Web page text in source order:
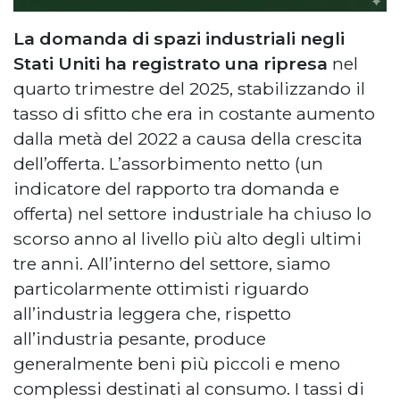
La domanda di spazi industriali negli
Stati Uniti ha registrato una ripresa nel
quarto trimestre del 2025, stabilizzando il
tasso di sfitto che era in costante aumento
dalla metà del 2022 a causa della crescita
dell’offerta. L’assorbimento netto (un
indicatore del rapporto tra domanda e
offerta) nel settore industriale ha chiuso lo
scorso anno al livello più alto degli ultimi
tre anni. All’interno del settore, siamo
particolarmente ottimisti riguardo
all’industria leggera che, rispetto
all’industria pesante, produce
generalmente beni più piccoli e meno
complessi destinati al consumo. I tassi di